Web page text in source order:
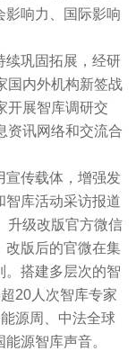
影响力、国际影响
续巩固拓展，经研
国内外机构新签战
开展智库调研交
资讯网络和交流合
宣传载体，增强发
智库活动采访报道
升级改版官方微信
改版后的官微在集
。搭建多层次的智
20人次智库专家
源周、中法全球
源智库声音。